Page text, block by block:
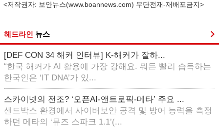
<저작권자: 보안뉴스(www.boannews.com) 무단전재-재배포금지>
헤드라인 뉴스
[DEF CON 34 해커 인터뷰] K-해커가 잘하...
“한국 해커가 AI 활용에 가장 강해요. 뭐든 빨리 습득하는
한국인은 ‘IT DNA’가 있...
스카이넷의 전조? ‘오픈AI-앤트로픽-메타’ 주요 ...
샌드박스 환경에서 사이버보안 공격 및 방어 능력을 측정
하던 메타의 ‘뮤즈 스파크 1.1’(...